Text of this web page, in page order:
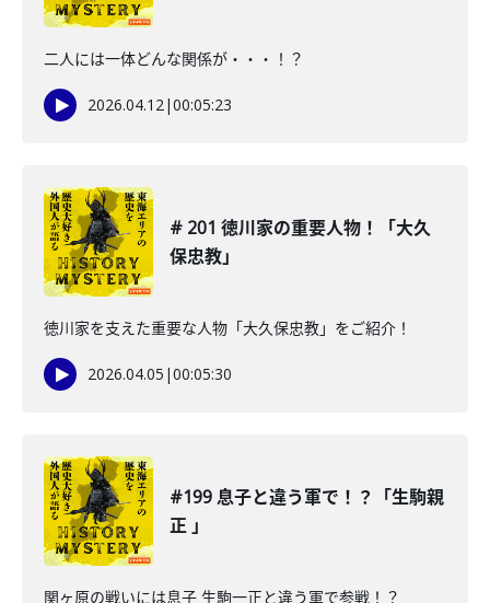
二人には一体どんな関係が・・・！？
2026.04.12|00:05:23
# 201 徳川家の重要人物！「大久
保忠教」
徳川家を支えた重要な人物「大久保忠教」をご紹介！
2026.04.05 |00:05:30
#199 息子と違う軍で！？「生駒親
正 」
関ヶ原の戦いには息子 生駒一正と違う軍で参戦！？